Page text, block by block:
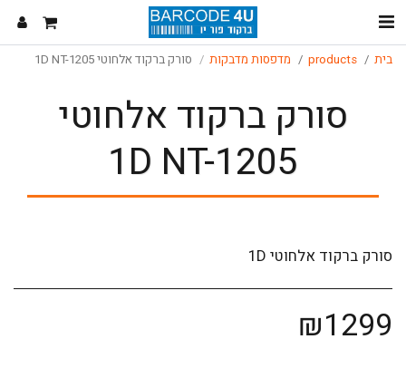
בית products מדפסות מדבקות סורק ברקוד אלחוטי 1D NT-1205
סורק ברקוד אלחוטי
1D NT-1205
סורק ברקוד אלחוטי 1D
₪1299